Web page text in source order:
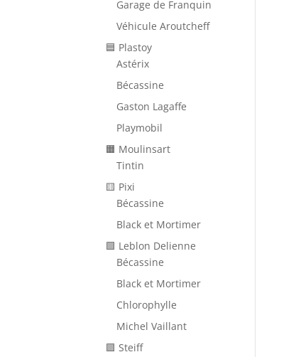
Garage de Franquin
Véhicule Aroutcheff
🟦 Plastoy
Astérix
Bécassine
Gaston Lagaffe
Playmobil
🟧 Moulinsart
Tintin
🟨 Pixi
Bécassine
Black et Mortimer
🟩 Leblon Delienne
Bécassine
Black et Mortimer
Chlorophylle
Michel Vaillant
🟪 Steiff